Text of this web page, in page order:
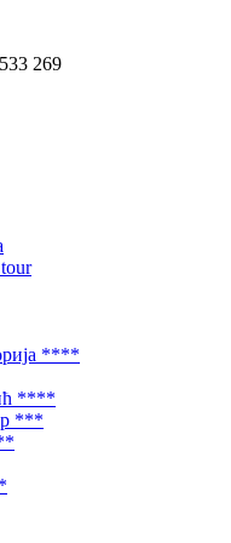
269
****
****
***